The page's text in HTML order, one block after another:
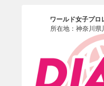
ワールド女子プロ
所在地：神奈川県